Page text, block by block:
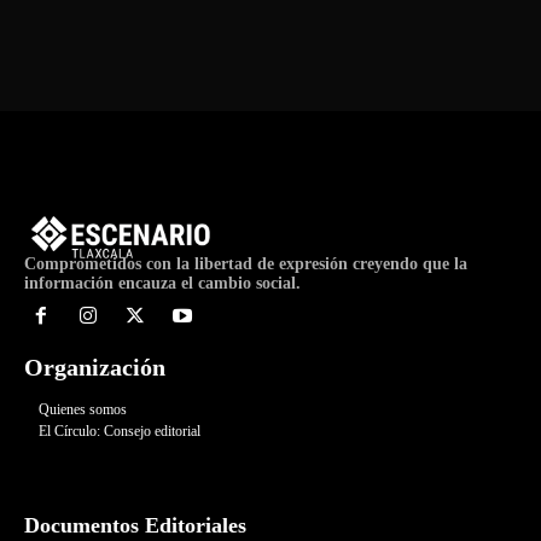
Comprometidos con la libertad de expresión creyendo que la
información encauza el cambio social.
Organización
Quienes somos
El Círculo: Consejo editorial
Documentos Editoriales